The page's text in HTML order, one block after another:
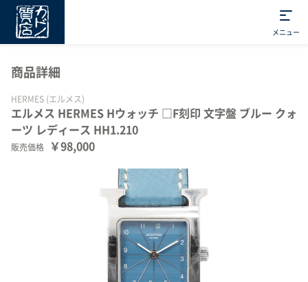
メニュー
商品詳細
HERMES (エルメス)
エルメス HERMES Hウォッチ □F刻印 文字盤 ブルー クォ
ーツ レディース HH1.210
販売価格 ￥98,000